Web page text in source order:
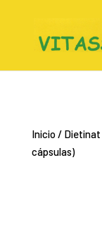
Inicio/ Dietinat
cápsulas)